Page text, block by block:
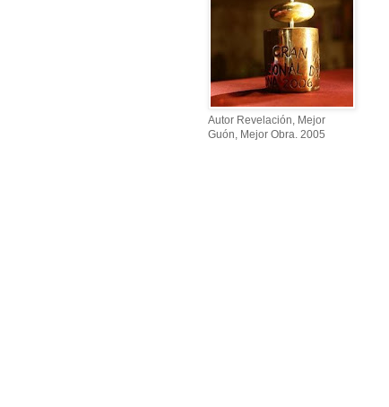
Autor Revelación, Mejor
Guón, Mejor Obra. 2005